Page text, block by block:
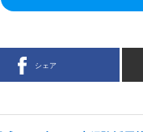
シェア